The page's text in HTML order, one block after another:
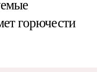
горючести